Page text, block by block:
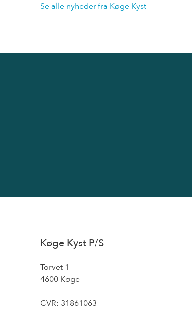
Se alle nyheder fra Køge Kyst
Køge Kyst P/S
Torvet 1
4600 Køge
CVR: 31861063